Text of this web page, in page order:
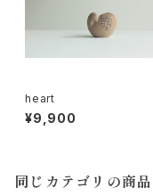
heart
¥9,900
同じカテゴリの商品